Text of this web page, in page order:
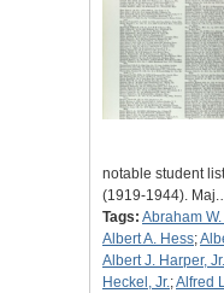
notable student
(1919-1944).
Tags: Abraham
Albert A. Hess;
Albert J. Harper, Jr.
Heckel, Jr.;Alfred